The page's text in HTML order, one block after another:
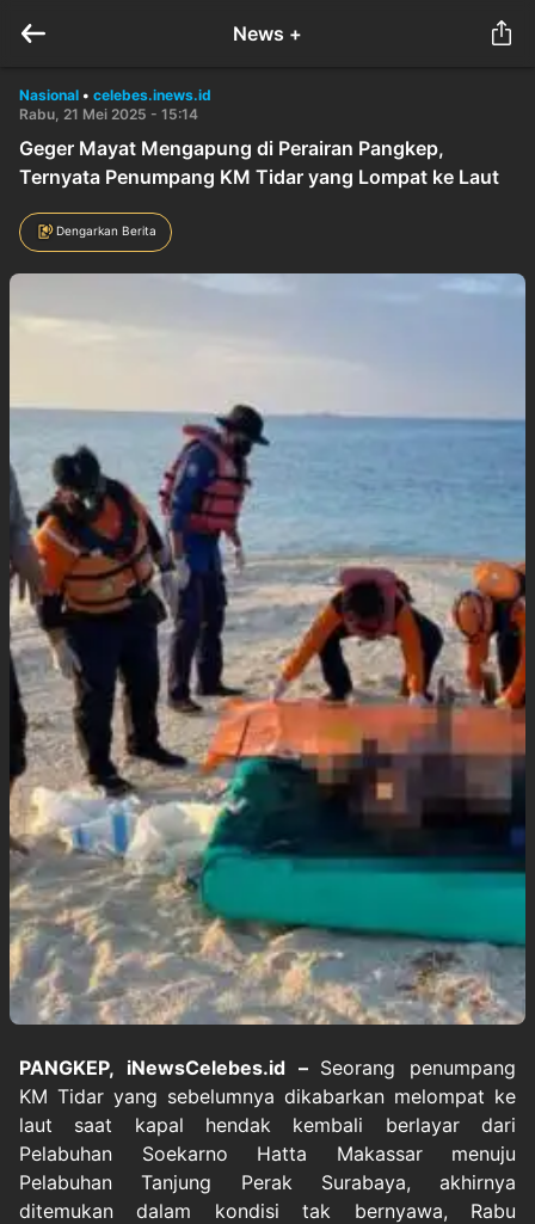
News +
Nasional • celebes.inews.id
Rabu, 21 Mei 2025 - 15:14
Geger Mayat Mengapung di Perairan Pangkep,
Ternyata Penumpang KM Tidar yang Lompat ke Laut
Dengarkan Berita
PANGKEP, iNewsCelebes.id – Seorang penumpang
KM Tidar yang sebelumnya dikabarkan melompat ke
laut saat kapal hendak kembali berlayar dari
Pelabuhan Soekarno Hatta Makassar menuju
Pelabuhan Tanjung Perak Surabaya, akhirnya
ditemukan dalam kondisi tak bernyawa, Rabu